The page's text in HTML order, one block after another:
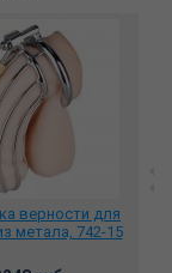
верности для
метала, 742-15